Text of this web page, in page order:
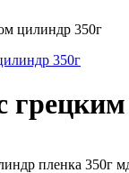
цилиндр 350г
пленка 350г